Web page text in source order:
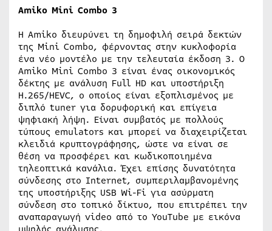
Amiko Mini Combo 3
Η Amiko διευρύνει τη δημοφιλή σειρά δεκτών
της Mini Combo, φέρνοντας στην κυκλοφορία
ένα νέο μοντέλο με την τελευταία έκδοση 3. Ο
Amiko Mini Combo 3 είναι ένας οικονομικός
δέκτης με ανάλυση Full HD και υποστήριξη
H.265/HEVC, ο οποίος είναι εξοπλισμένος με
διπλό tuner για δορυφορική και επίγεια
ψηφιακή λήψη. Είναι συμβατός με πολλούς
τύπους emulators και μπορεί να διαχειρίζεται
κλειδιά κρυπτογράφησης, ώστε να είναι σε
θέση να προσφέρει και κωδικοποιημένα
τηλεοπτικά κανάλια. Έχει επίσης δυνατότητα
σύνδεσης στο Internet, συμπεριλαμβανομένης
της υποστήριξης USB Wi-Fi για ασύρματη
σύνδεση στο τοπικό δίκτυο, που επιτρέπει την
αναπαραγωγή video από το YouTube με εικόνα